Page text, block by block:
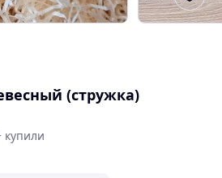
(стружка)
купили